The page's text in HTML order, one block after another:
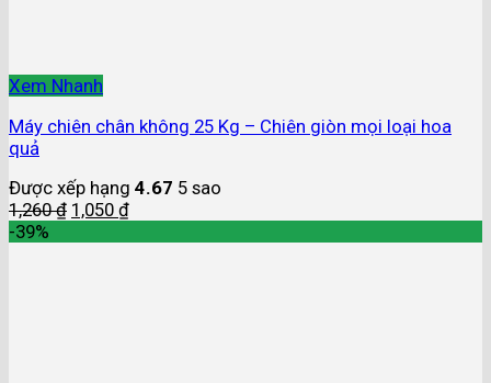
Xem Nhanh
Máy chiên chân không 25 Kg – Chiên giòn mọi loại hoa
quả
Được xếp hạng 4.67 5 sao
1,260₫ 1,050 ₫
-39%